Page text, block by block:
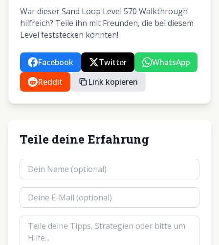
War dieser Sand Loop Level 570 Walkthrough
hilfreich? Teile ihn mit Freunden, die bei diesem
Level feststecken könnten!
Facebook Twitter
WhatsApp
Reddit
Link kopieren
Teile deine Erfahrung